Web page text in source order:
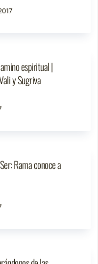
espiritual |
y Sugriva
Rama conoce a